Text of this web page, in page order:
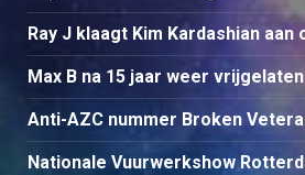
Ray J klaagt Kim Kardashian aan
Max B na 15 jaar weer vrijgelaten
Anti-AZC nummer Broken
Nationale Vuurwerkshow